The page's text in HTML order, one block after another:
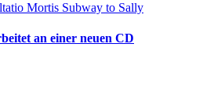
Mortis Subway to Sally
an einer neuen CD